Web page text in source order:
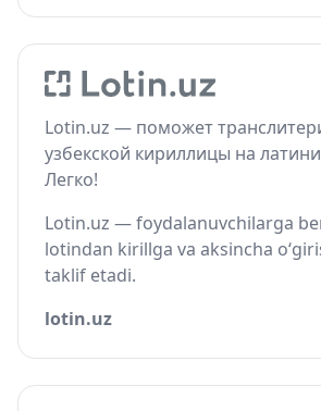
Lotin.uz — поможет
узбекской кириллицы на
Легко!
Lotin.uz — foydalanuvchilarga
lotindan kirillga va aksincha
taklif etadi.
lotin.uz